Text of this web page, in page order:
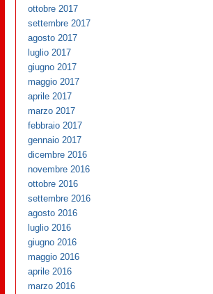
ottobre 2017
settembre 2017
agosto 2017
luglio 2017
giugno 2017
maggio 2017
aprile 2017
marzo 2017
febbraio 2017
gennaio 2017
dicembre 2016
novembre 2016
ottobre 2016
settembre 2016
agosto 2016
luglio 2016
giugno 2016
maggio 2016
aprile 2016
marzo 2016